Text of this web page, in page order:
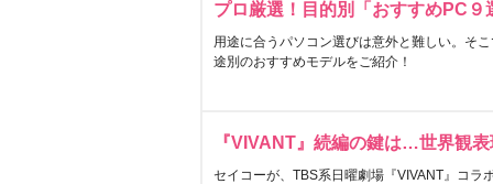
プロ厳選！目的別「おすすめPC９
用途に合うパソコン選びは意外と難しい。そ
途別のおすすめモデルをご紹介！
『VIVANT』続編の鍵は…世界観
セイコーが、TBS系日曜劇場『VIVANT』コラ